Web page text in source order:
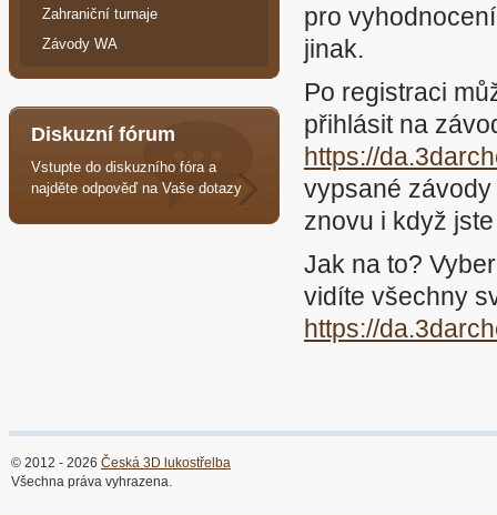
pro
jinak.
Po registraci
přihlásit na
https://
vypsané
znovu i když
Jak na to?
vidíte všechny
https://
Zahraniční turnaje
Závody WA
Diskuzní fórum
Vstupte do diskuzního fóra a
najděte odpověď na Vaše dotazy
© 2012 - 2026 Česká 3D lukostřelba
Všechna práva vyhrazena.